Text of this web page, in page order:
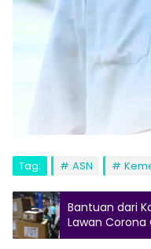
Tag: ASN
Bantuan dari
Lawan Corona